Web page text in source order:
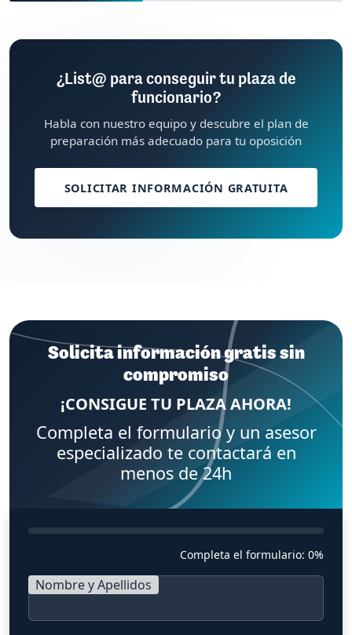
¿List@ para conseguir tu plaza de
funcionario?
Habla con nuestro equipo y descubre el plan de
preparación más adecuado para tu oposición
SOLICITAR INFORMACIÓN GRATUITA
Solicita información gratis sin
compromiso
¡CONSIGUE TU PLAZA AHORA!
Completa el formulario y un asesor
especializado te contactará en
menos de 24h
Completa el formulario: 0%
Nombre y Apellidos